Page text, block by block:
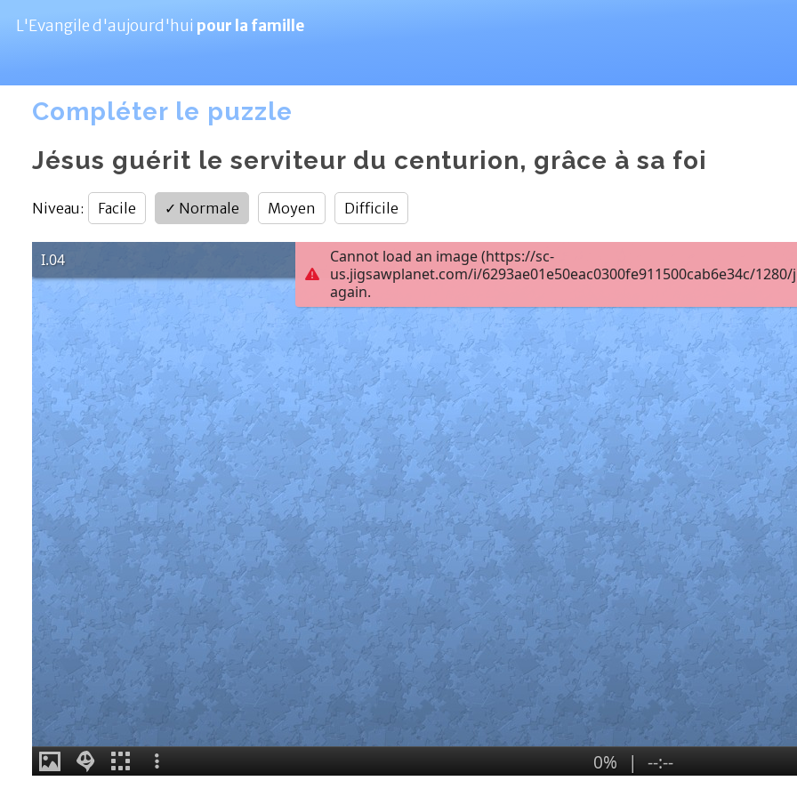
L'Evangile d'aujourd'hui pour la famille
Compléter le puzzle
Jésus guérit le serviteur du centurion, grâce à sa foi
Niveau: Facile ✓ Normale Moyen Difficile